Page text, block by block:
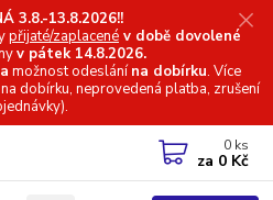
3.8.-13.8.2026!!
přijaté/zaplacené v době dovolené
v pátek 14.8.2026.
možnost odeslánína dobírku. Více
dobírku, neprovedená platba, zrušení
0 ks
za 0 Kč